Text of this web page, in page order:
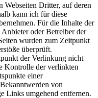
Webseiten Dritter, auf deren
kann ich für diese
Für die Inhalte der
oder Betreiber der
wurden zum Zeitpunkt
überprüft.
der Verlinkung nicht
Kontrolle der verlinkten
einer
von
Links umgehend entfernen.